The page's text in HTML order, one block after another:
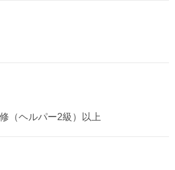
（ヘルパー2級）以上